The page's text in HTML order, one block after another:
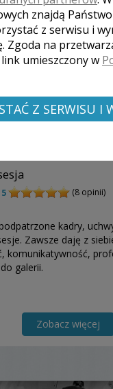
(8 opinii)
kadry,
Zawsze daję z
komunikatywność,
galerii.
Zobacz więcej
znajdą
z serwisu i
Zgoda na
umieszczony w
Z SERWISU I